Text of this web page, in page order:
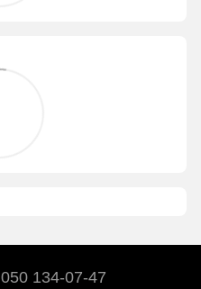
050 134-07-47